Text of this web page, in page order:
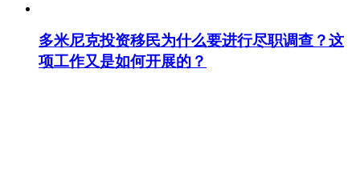
多米尼克投资移民为什么要进行尽职调查？这
项工作又是如何开展的？